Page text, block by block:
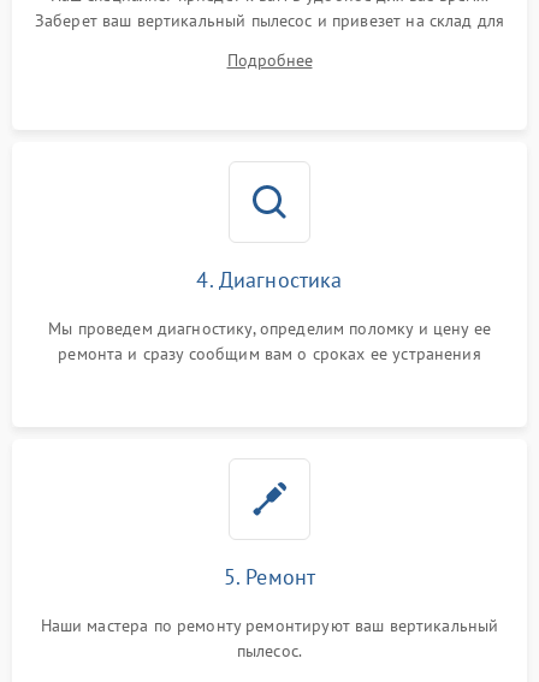
Заберет ваш вертикальный пылесос и привезет на склад для
Подробнее
4. Диагностика
Мы проведем диагностику, определим поломку и цену ее
ремонта и сразу сообщим вам о сроках ее устранения
5. Ремонт
Наши мастера по ремонту ремонтируют ваш вертикальный
пылесос.